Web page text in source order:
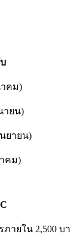
คม)
ยน)
ยายน)
คม)
ยใน 2,500 บ